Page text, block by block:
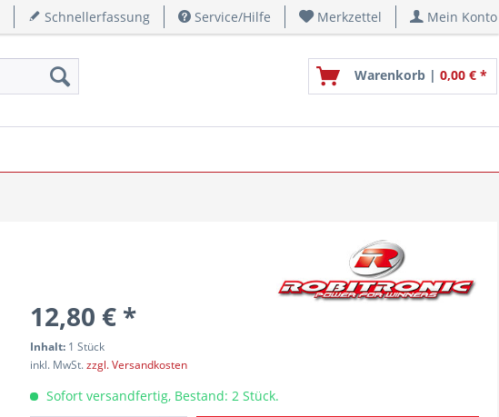
Schnellerfassung Service/Hilfe Merkzettel Mein Konto
Warenkorb | 0,00 € *
12,80 € *
Inhalt: 1 Stück
inkl. MwSt.zzgl. Versandkosten
Sofort versandfertig, Bestand: 2 Stück.